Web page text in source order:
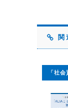
関
「社